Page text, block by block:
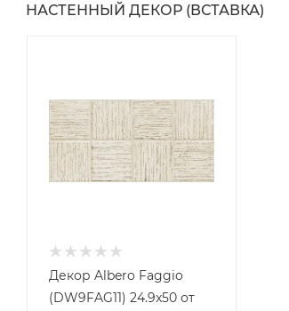
НАСТЕННЫЙ ДЕКОР (ВСТАВКА)
Декор Albero Faggio
(DW9FAG11) 24.9x50 от